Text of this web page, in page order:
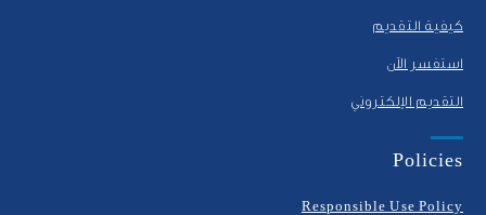
كيفية التقديم
استفسر الآن
التقديم الإلكتروني
Policies
Responsible Use Policy